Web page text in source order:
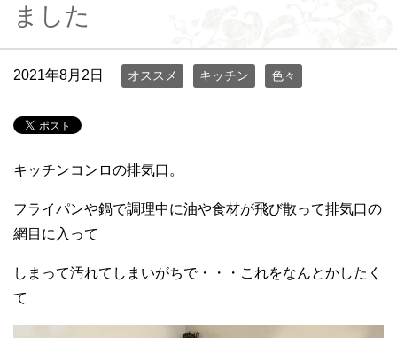
ました
2021年8月2日 オススメ キッチン 色々
キッチンコンロの排気口。
フライパンや鍋で調理中に油や食材が飛び散って排気口の
網目に入って
しまって汚れてしまいがちで・・・これをなんとかしたく
て